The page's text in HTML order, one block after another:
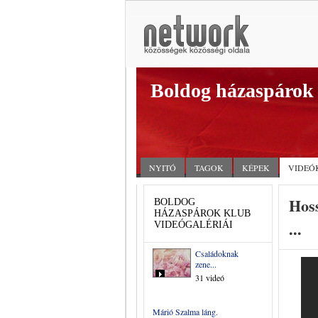
Boldog
NYITÓ TAGOK KÉPEK
BOLDOG
HÁZASPÁROK KLUB
VIDEÓGALÉRIÁI
Családoknak
zene...
31 videó
Márió Szalma láng.
...